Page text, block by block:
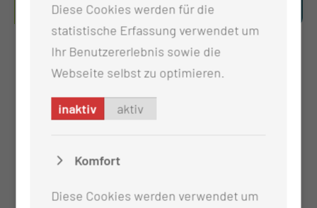
ONLINEAUFNAHME.
Diese Cookies werden für die
statistische Erfassung verwendet um
Ihr Benutzererlebnis sowie die
Webseite selbst zu optimieren.
inaktiv aktiv
Komfort
Diese Cookies werden verwendet um